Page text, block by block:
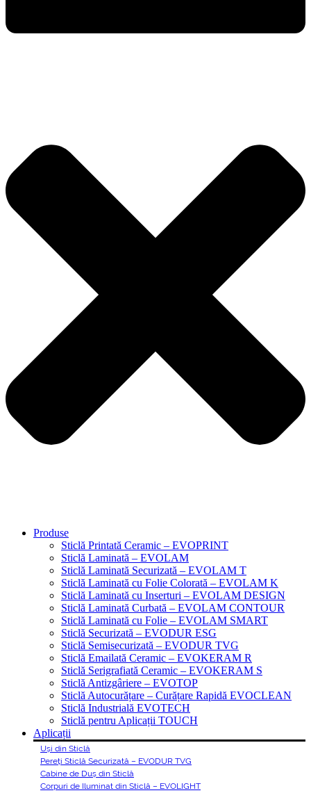
Produse
Sticlă Printată Ceramic – EVOPRINT
Sticlă Laminată – EVOLAM
Sticlă Laminată Securizată – EVOLAM T
Sticlă Laminată cu Folie Colorată – EVOLAM K
Sticlă Laminată cu Inserturi – EVOLAM DESIGN
Sticlă Laminată Curbată – EVOLAM CONTOUR
Sticlă Laminată cu Folie – EVOLAM SMART
Sticlă Securizată – EVODUR ESG
Sticlă Semisecurizată – EVODUR TVG
Sticlă Emailată Ceramic – EVOKERAM R
Sticlă Serigrafiată Ceramic – EVOKERAM S
Sticlă Antizgâriere – EVOTOP
Sticlă Autocurățare – Curățare Rapidă EVOCLEAN
Sticlă Industrială EVOTECH
Sticlă pentru Aplicații TOUCH
Aplicații
Uși din Sticlă
Pereți Sticlă Securizată – EVODUR TVG
Cabine de Duș din Sticlă
Corpuri de Iluminat din Sticlă – EVOLIGHT